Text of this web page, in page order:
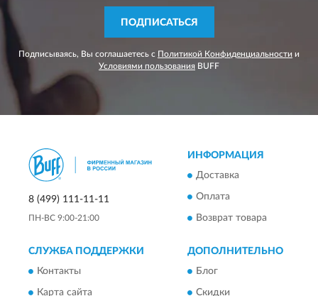
ПОДПИСАТЬСЯ
Подписываясь, Вы соглашаетесь с Политикой Конфиденциальности и
Условиями пользования BUFF
8 (499) 111-11-11
ПН-ВС 9:00-21:00
ИНФОРМАЦИЯ
Доставка
Оплата
Возврат товара
СЛУЖБА ПОДДЕРЖКИ
Контакты
Карта сайта
ДОПОЛНИТЕЛЬНО
Блог
Скидки